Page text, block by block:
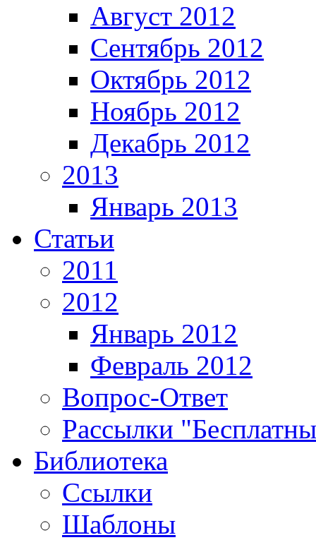
Август 2012
Сентябрь 2012
Октябрь 2012
Ноябрь 2012
Декабрь 2012
2013
Январь 2013
Статьи
2011
2012
Январь 2012
Февраль 2012
Вопрос-Ответ
Рассылки
Библиотека
Ссылки
Шаблоны